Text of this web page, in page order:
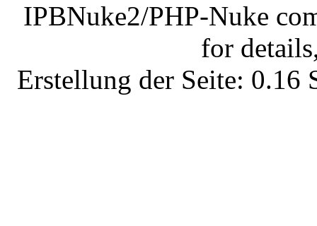
IPBNuke2/PHP-Nuke
for
Erstellung der Seite: 0.16